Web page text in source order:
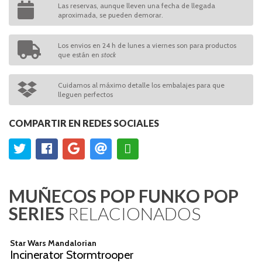
Las reservas, aunque lleven una fecha de llegada
aproximada, se pueden demorar.
Los envios en 24 h de lunes a viernes son para productos
que están en stock
Cuidamos al máximo detalle los embalajes para que
lleguen perfectos
COMPARTIR EN REDES SOCIALES
MUÑECOS POP FUNKO POP
SERIES RELACIONADOS
Star Wars Mandalorian
Incinerator Stormtrooper